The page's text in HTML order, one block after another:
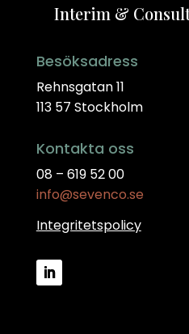
Interim &
Besöksadress
Rehnsgatan 11
113 57 Stockholm
Kontakta oss
08 – 619 52 00
info@sevenco.se
Integritetspolicy